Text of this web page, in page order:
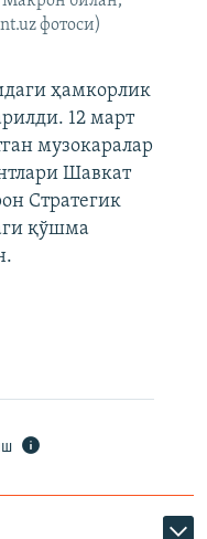
фотоси)
ҳамкорлик
12 март
музокаралар
Шавкат
Стратегик
қўшма